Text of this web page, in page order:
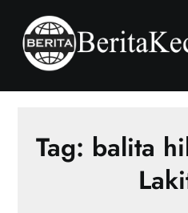
content
Tag: balita